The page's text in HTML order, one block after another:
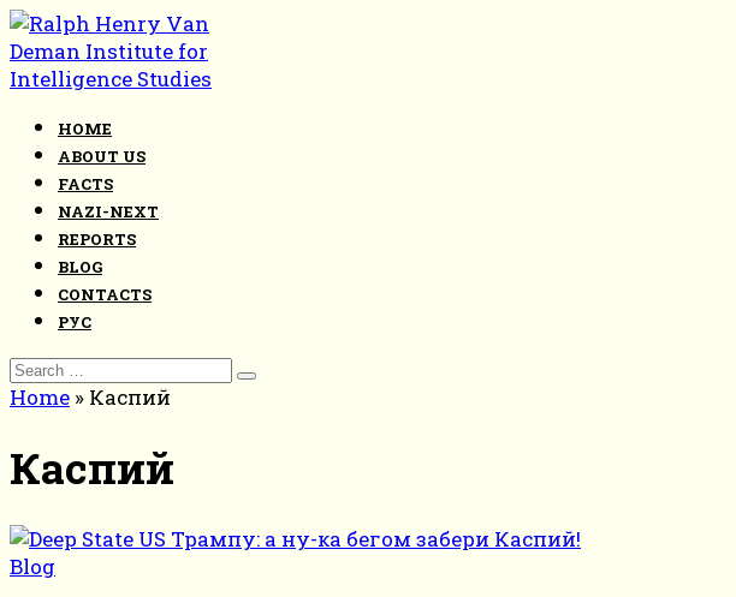
Skip
to
content
HOME
ABOUT US
FACTS
NAZI-NEXT
REPORTS
BLOG
CONTACTS
РУС
Search
for:
Home » Каспий
Каспий
Blog